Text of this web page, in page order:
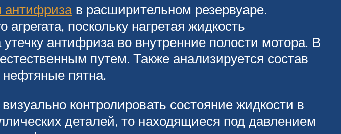
антифризав расширительном резервуаре.
поскольку нагретая жидкость
антифриза во внутренние полости мотора. В
путем. Также анализируется состав
пятна.
контролировать состояние жидкости в
деталей, то находящиеся под давлением